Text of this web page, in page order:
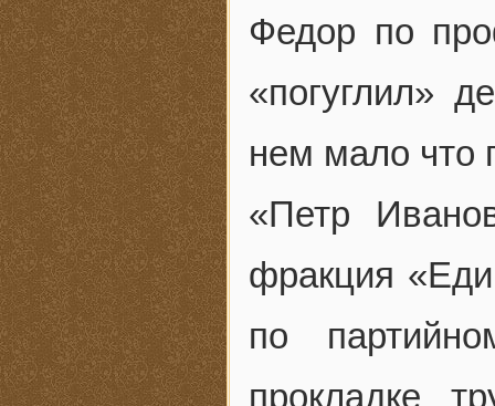
Федор по
«погуглил»
нем мало что
«Петр
фракция
по
прокладке